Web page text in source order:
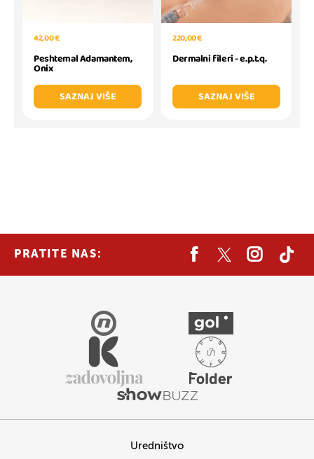
42,00 €
Peshtemal Adamantem,
Onix
SAZNAJ VIŠE
220,00 €
Dermalni fileri - e.p.t.q.
SAZNAJ VIŠE
PRATITE NAS:
Uredništvo